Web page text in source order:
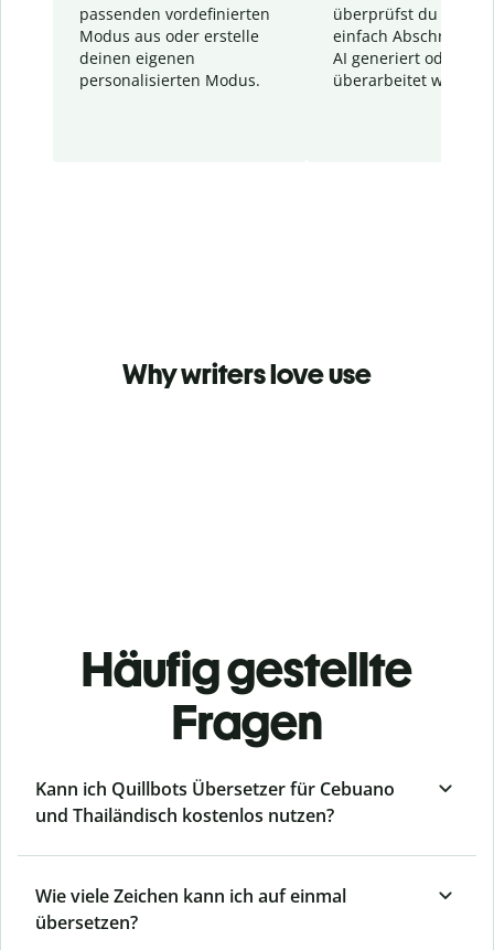
passenden vordefinierten
Modus aus oder erstelle
deinen eigenen
personalisierten Modus.
überprüfst du
einfach Abschnitte,
AI generiert oder
überarbeitet wurden.
Why writers love use
Häufig gestellte
Fragen
Kann ich Quillbots Übersetzer für Cebuano
und Thailändisch kostenlos nutzen?
Wie viele Zeichen kann ich auf einmal
übersetzen?